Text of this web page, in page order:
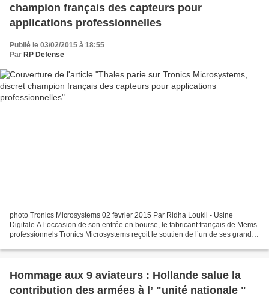
champion français des capteurs pour
applications professionnelles
Publié le 03/02/2015 à 18:55
Par RP Defense
photo Tronics Microsystems 02 février 2015 Par Ridha Loukil - Usine
Digitale A l’occasion de son entrée en bourse, le fabricant français de Mems
professionnels Tronics Microsystems reçoit le soutien de l’un de ses grands
Hommage aux 9 aviateurs : Hollande salue la
contribution des armées à l’ "unité nationale "